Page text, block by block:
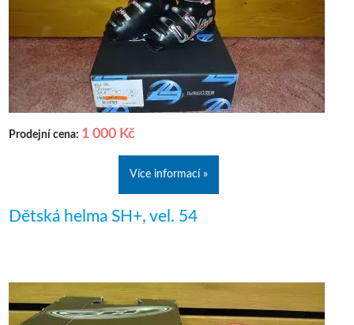
Prodejní cena: 1 000 Kč
Více informací »
Dětská helma SH+, vel. 54